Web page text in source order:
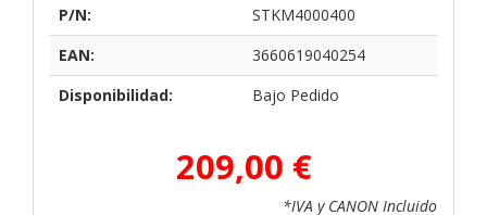
P/N:
STKM4000400
EAN:
3660619040254
Disponibilidad:
Bajo Pedido
209,00 €
*IVA y CANON Incluido